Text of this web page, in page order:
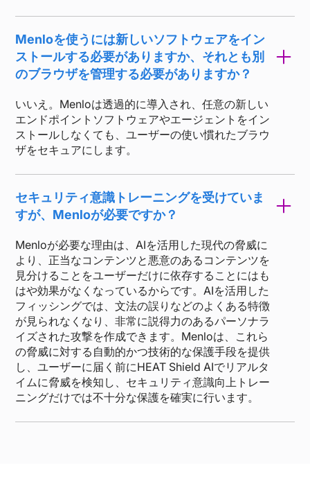
Menloを使うには新しいソフトウェアをイン
ストールする必要がありますか、それとも別
のブラウザを管理する必要がありますか？
いいえ。Menloは透過的に導入され、任意の新しい
エンドポイントソフトウェアやエージェントをイン
ストールしなくても、ユーザーの使い慣れたブラウ
ザをセキュアにします。
セキュリティ意識トレーニングを受けていま
すが、Menloが必要ですか？
Menloが必要な理由は、AIを活用した現代の脅威に
より、正当なコンテンツと悪意のあるコンテンツを
見分けることをユーザーだけに依存することにはも
はや効果がなくなっているからです。AIを活用した
フィッシングでは、文法の誤りなどのよくある特徴
が見られなくなり、非常に説得力のあるパーソナラ
イズされた攻撃を作成できます。Menloは、これら
の脅威に対する自動的かつ技術的な保護手段を提供
し、ユーザーに届く前にHEAT Shield AIでリアルタ
イムに脅威を検知し、セキュリティ意識向上トレー
ニングだけでは不十分な保護を確実に行います。